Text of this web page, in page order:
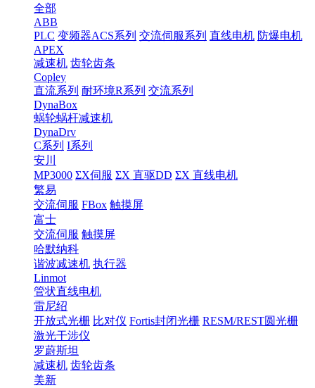
全部
ABB
PLC 变频器ACS系列 交流伺服系列 直线电机 防爆电机
APEX
减速机 齿轮齿条
Copley
直流系列 耐环境R系列 交流系列
DynaBox
蜗轮蜗杆减速机
DynaDrv
C系列 I系列
安川
MP3000 ΣX伺服 ΣX 直驱DD ΣX 直线电机
繁易
交流伺服 FBox 触摸屏
富士
交流伺服 触摸屏
哈默纳科
谐波减速机 执行器
Linmot
管状直线电机
雷尼绍
开放式光栅 比对仪 Fortis封闭光栅 RESM/REST圆光栅
激光干涉仪
罗蔚斯坦
减速机 齿轮齿条
美新